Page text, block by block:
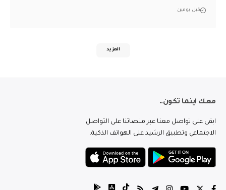
قبل يومين
المزيد
معك اينما تكون..
ابقى على تواصل معنا عبر منصاتنا على التواصل
الاجتماعي وتطبيق الرشيد على الهواتف الذكية.